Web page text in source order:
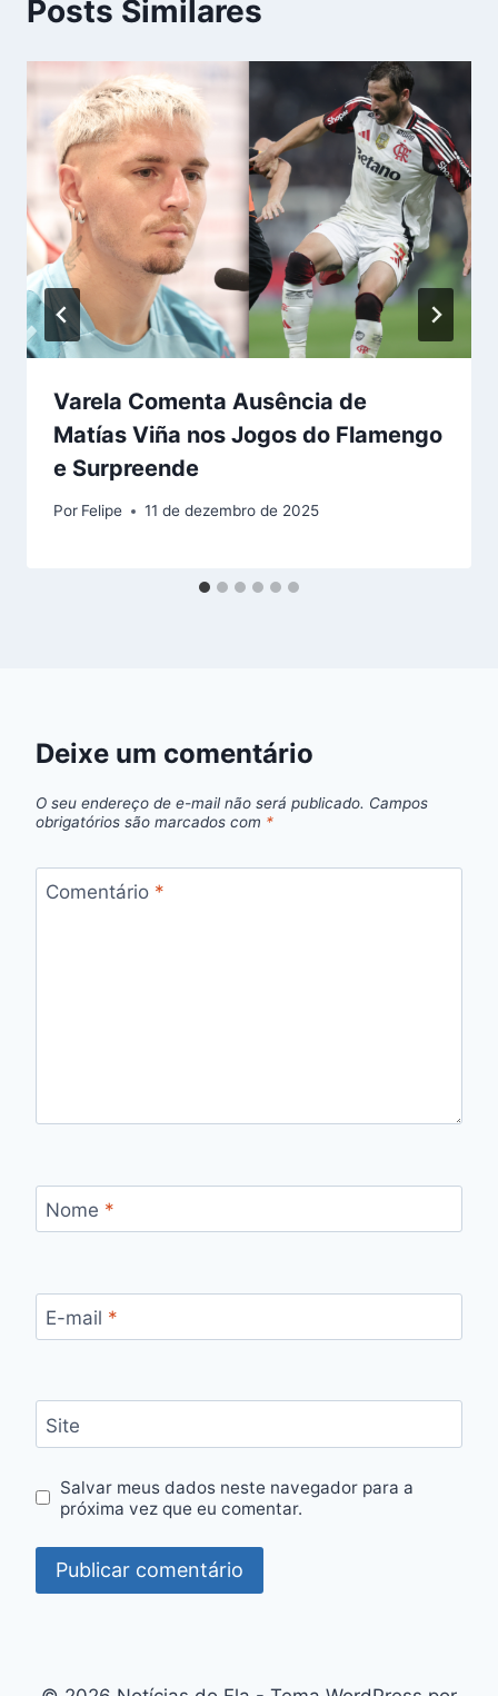
Posts Similares
Varela Comenta Ausência de
Matías Viña nos Jogos do Flamengo
e Surpreende
Por Felipe 11 de dezembro de 2025
Deixe um comentário
O seu endereço de e-mail não será publicado. Campos
obrigatórios são marcados com *
Comentário *
Nome *
E-mail *
Site
Salvar meus dados neste navegador para a
próxima vez que eu comentar.